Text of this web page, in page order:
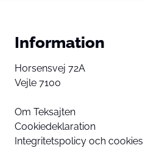
Information
Horsensvej 72A
Vejle 7100
Om Teksajten
Cookiedeklaration
Integritetspolicy och cookies